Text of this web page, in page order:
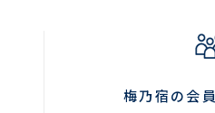
梅乃宿の会